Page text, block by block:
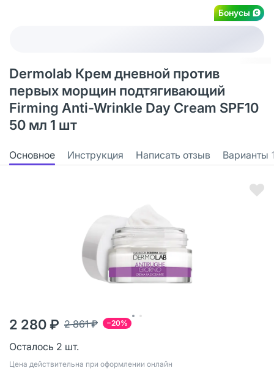
Бонусы
Dermolab Крем дневной против
первых морщин подтягивающий
Firming Anti-Wrinkle Day Cream SPF10
50 мл 1 шт
Основное Инструкция Написать отзыв Варианты
−20%
2 861 ₽
2 280 ₽
Осталось 2 шт.
Цена действительна при оформлении онлайн